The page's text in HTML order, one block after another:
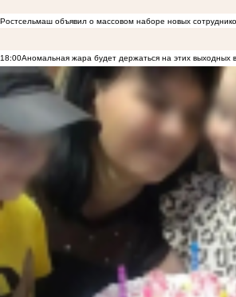
Ростсельмаш объявил о массовом наборе новых
18:00Аномальная жара будет держаться на этих выходных